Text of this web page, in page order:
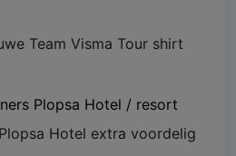
Team Visma Tour shirt
Hotel extra voordelig